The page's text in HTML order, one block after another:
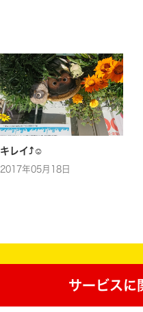
キレイ⤴☺
2017年05月18日
サービスに